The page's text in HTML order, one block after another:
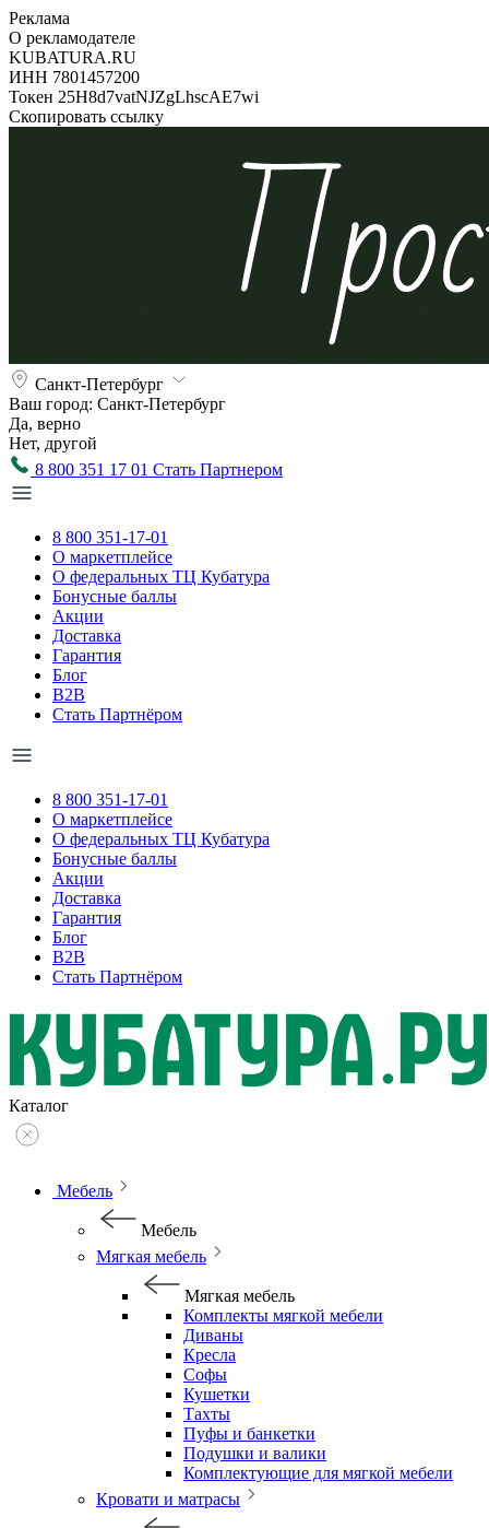
Реклама
О рекламодателе
KUBATURA.RU
ИНН 7801457200
Токен 25H8d7vatNJZgLhscAE7wi
Скопировать ссылку
Санкт-Петербург
Ваш город: Санкт-Петербург
Да, верно
Нет, другой
8 800 351 17 01 Стать Партнером
8 800 351-17-01
О маркетплейсе
О федеральных ТЦ Кубатура
Бонусные баллы
Акции
Доставка
Гарантия
Блог
B2B
Стать Партнёром
8 800 351-17-01
О маркетплейсе
О федеральных ТЦ Кубатура
Бонусные баллы
Акции
Доставка
Гарантия
Блог
B2B
Стать Партнёром
Каталог
Мебель
Мебель
Мягкая мебель
Мягкая мебель
Комплекты мягкой мебели
Диваны
Кресла
Софы
Кушетки
Тахты
Пуфы и банкетки
Подушки и валики
Комплектующие для мягкой мебели
Кровати и матрасы